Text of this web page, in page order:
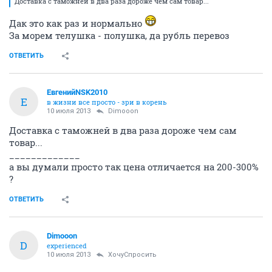
Дак это как раз и нормально
За морем телушка - полушка, да рубль перевоз
ОТВЕТИТЬ
Е
ЕвгенийNSK2010
в жизни все просто - зри в корень
10 июля 2013 Dimooon
Доставка с таможней в два раза дороже чем сам
товар...
а вы думали просто так цена отличается на 200-300%
?
ОТВЕТИТЬ
D
Dimooon
experienced
10 июля 2013 ХочуСпросить